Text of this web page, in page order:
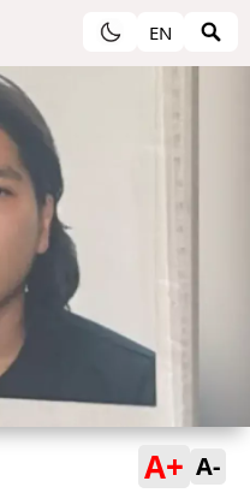
EN
A+ A-